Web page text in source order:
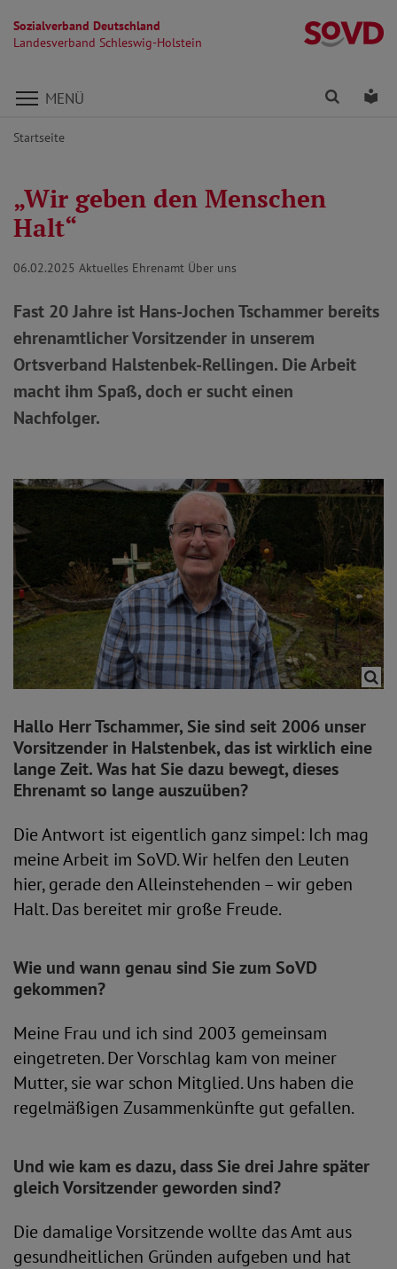
Sozialverband Deutschland
Landesverband Schleswig-Holstein
Direkt zu den Inhalten springen
MENÜ Finden
Startseite
„Wir geben den Menschen
Halt“
06.02.2025 Aktuelles Ehrenamt Über uns
Fast 20 Jahre ist Hans-Jochen Tschammer bereits
ehrenamtlicher Vorsitzender in unserem
Ortsverband Halstenbek-Rellingen. Die Arbeit
macht ihm Spaß, doch er sucht einen
Nachfolger.
Hallo Herr Tschammer, Sie sind seit 2006 unser
Vorsitzender in Halstenbek, das ist wirklich eine
lange Zeit. Was hat Sie dazu bewegt, dieses
Ehrenamt so lange auszuüben?
Die Antwort ist eigentlich ganz simpel: Ich mag
meine Arbeit im SoVD. Wir helfen den Leuten
hier, gerade den Alleinstehenden – wir geben
Halt. Das bereitet mir große Freude.
Wie und wann genau sind Sie zum SoVD
gekommen?
Meine Frau und ich sind 2003 gemeinsam
eingetreten. Der Vorschlag kam von meiner
Mutter, sie war schon Mitglied. Uns haben die
regelmäßigen Zusammenkünfte gut gefallen.
Und wie kam es dazu, dass Sie drei Jahre später
gleich Vorsitzender geworden sind?
Die damalige Vorsitzende wollte das Amt aus
gesundheitlichen Gründen aufgeben und hat